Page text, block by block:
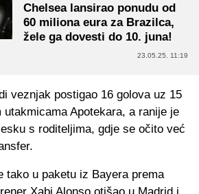
Chelsea lansirao ponudu od
60 miliona eura za Brazilca,
žele ga dovesti do 10. juna!
23.05.25. 11:19
veznjak postigao 16 golova uz 15
Apotekara, a ranije je
s roditeljima, gdje se očito već
tako u paketu iz Bayera prema
Xabi Alonso otišao u Madrid i